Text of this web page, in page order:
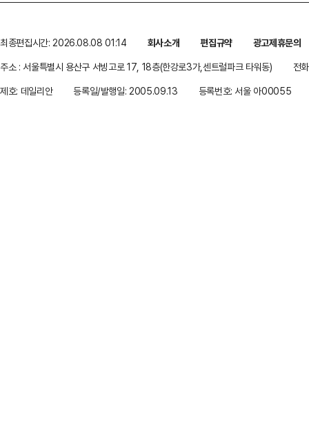
최종편집시간: 2026.08.08 01:14 회사소개 편집규약
광고제휴문의
주소 : 서울특별시 용산구 서빙고로 17, 18층(한강로3가,센트럴파크 타워동)
전
제호: 데일리안
등록일/발행일: 2005.09.13 등록번호: 서울 아00055